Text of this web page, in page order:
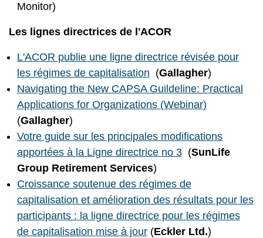
Monitor)
Les lignes directrices de l'ACOR
L'ACOR publie une ligne directrice révisée pour
les régimes de capitalisation (Gallagher)
Navigating the New CAPSA Guildeline: Practical
Applications for Organizations (Webinar)
(Gallagher)
Votre guide sur les principales modifications
apportées à la Ligne directrice no 3 (SunLife
Group Retirement Services)
Croissance soutenue des régimes de
capitalisation et amélioration des résultats pour les
participants : la ligne directrice pour les régimes
de capitalisation mise à jour (Eckler Ltd.)